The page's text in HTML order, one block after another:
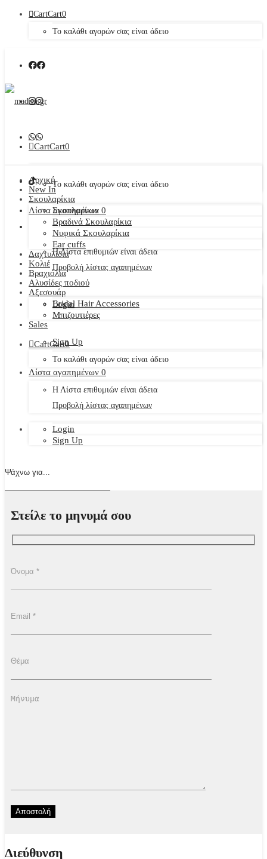
CartCart0
Το καλάθι αγορών σας είναι άδειο
CartCart0
Το καλάθι αγορών σας είναι άδειο
Λίστα αγαπημένων 0
Η Λίστα επιθυμιών είναι άδεια
Προβολή λίστας αγαπημένων
Login
Sign Up
Αρχική
New In
Σκουλαρίκια
Σκουλαρίκια
Βραδινά Σκουλαρίκια
Νυφικά Σκουλαρίκια
Ear cuffs
Δαχτυλίδια
Κολιέ
Βραχιόλια
Αλυσίδες ποδιού
Αξεσουάρ
Bridal Hair Accessories
Μπιζουτιέρες
Sales
CartCart0
Το καλάθι αγορών σας είναι άδειο
Λίστα αγαπημένων 0
Η Λίστα επιθυμιών είναι άδεια
Προβολή λίστας αγαπημένων
Login
Sign Up
Στείλε το μηνυμά σου
Διεύθυνση